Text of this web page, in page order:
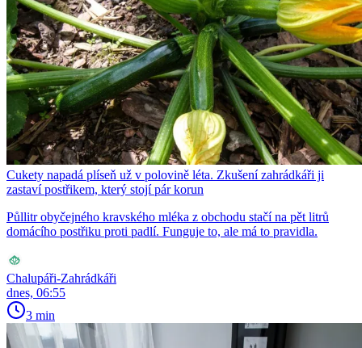
Cukety napadá plíseň už v polovině léta. Zkušení zahrádkáři ji
zastaví postřikem, který stojí pár korun
Půllitr obyčejného kravského mléka z obchodu stačí na pět litrů
domácího postřiku proti padlí. Funguje to, ale má to pravidla.
Chalupáři-Zahrádkáři
dnes, 06:55
3 min